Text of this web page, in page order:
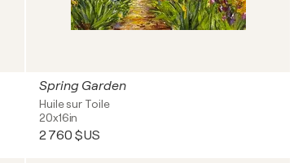
Spring Garden
Huile sur Toile
20x16in
2 760 $US